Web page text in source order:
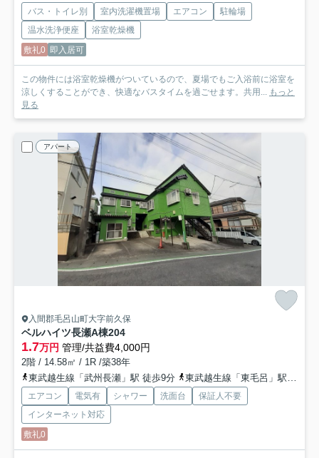
バス・トイレ別 室内洗濯機置場 エアコン
駐輪場
温水洗浄便座
浴室乾燥機
敷礼0 即入居可
この物件には浴室乾燥機がついているので、夏場でもご入浴前に浴室を
涼しくすることができ、快適なバスタイムを過ごせます。共用... もっと
見る
アパート
入間郡毛呂山町大字前久保
ベルハイツ長瀬A棟204
1.7万円 管理/共益費4,000円
2階 / 14.58㎡ / 1R /築38年
東武越生線「武州長瀬」駅 徒歩9分
東武越生線「東毛呂」駅 徒歩13分
エアコン 電気有 シャワー 洗面台
保証人不要
インターネット対応
敷礼0